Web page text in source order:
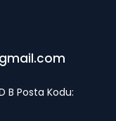
B Posta Kodu: